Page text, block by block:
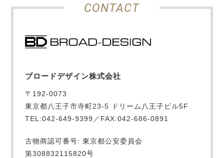
CONTACT
ブロードデザイン株式会社
〒192-0073
東京都八王子市寺町23-5 ドリーム八王子ビル5F
TEL:042-649-9399／FAX:042-686-0891
古物商認可番号: 東京都公安委員会
第308832115820号